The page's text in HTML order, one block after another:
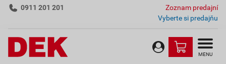
0911 201 201
Zoznam predajní
Vyberte si predajňu
MENU